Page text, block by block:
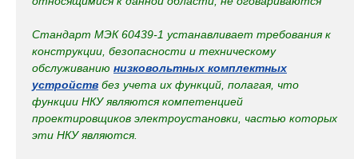
Стандарт МЭК 60439-1 устанавливает требования к
конструкции, безопасности и техническому
обслуживанию низковольтных комплектных
устройств без учета их функций, полагая, что
функции НКУ являются компетенцией
проектировщиков электроустановки, частью которых
эти НКУ являются.